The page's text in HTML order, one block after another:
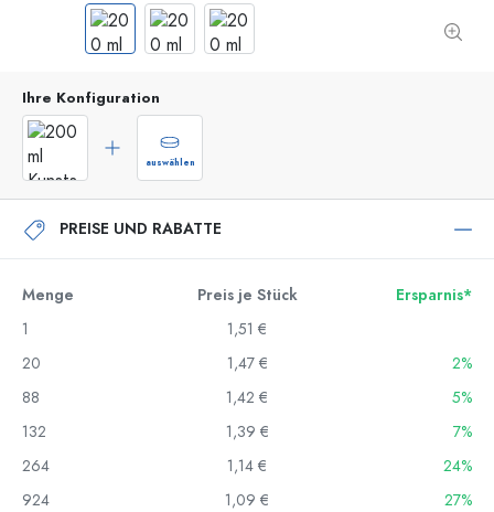
Ihre Konfiguration
auswählen
PREISE UND RABATTE
Menge Preis je Stück
Ersparnis*
1
1,51 €
20
1,47 €
2%
88
1,42 €
5%
132
1,39 €
7%
264
1,14 €
24%
924
1,09 €
27%